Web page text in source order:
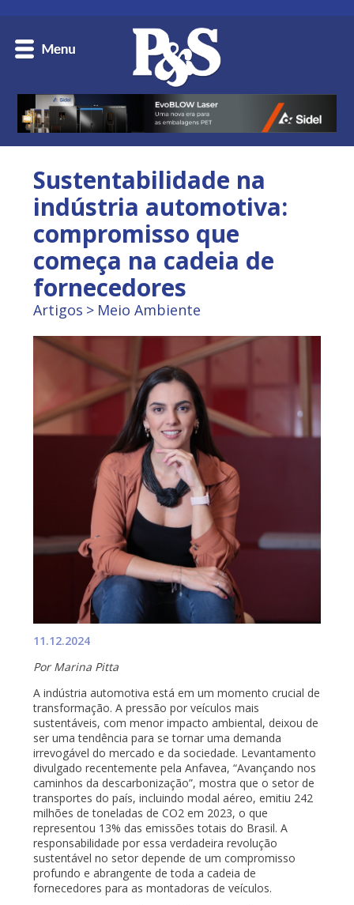
Sustentabilidade na
indústria automotiva:
compromisso que
começa na cadeia de
fornecedores
Artigos Meio Ambiente
11.12.2024
Por Marina Pitta
A indústria automotiva está em um momento crucial de
transformação. A pressão por veículos mais
sustentáveis, com menor impacto ambiental, deixou de
ser uma tendência para se tornar uma demanda
irrevogável do mercado e da sociedade. Levantamento
divulgado recentemente pela Anfavea, “Avançando nos
caminhos da descarbonização”, mostra que o setor de
transportes do país, incluindo modal aéreo, emitiu 242
milhões de toneladas de CO2 em 2023, o que
representou 13% das emissões totais do Brasil. A
responsabilidade por essa verdadeira revolução
sustentável no setor depende de um compromisso
profundo e abrangente de toda a cadeia de
fornecedores para as montadoras de veículos.